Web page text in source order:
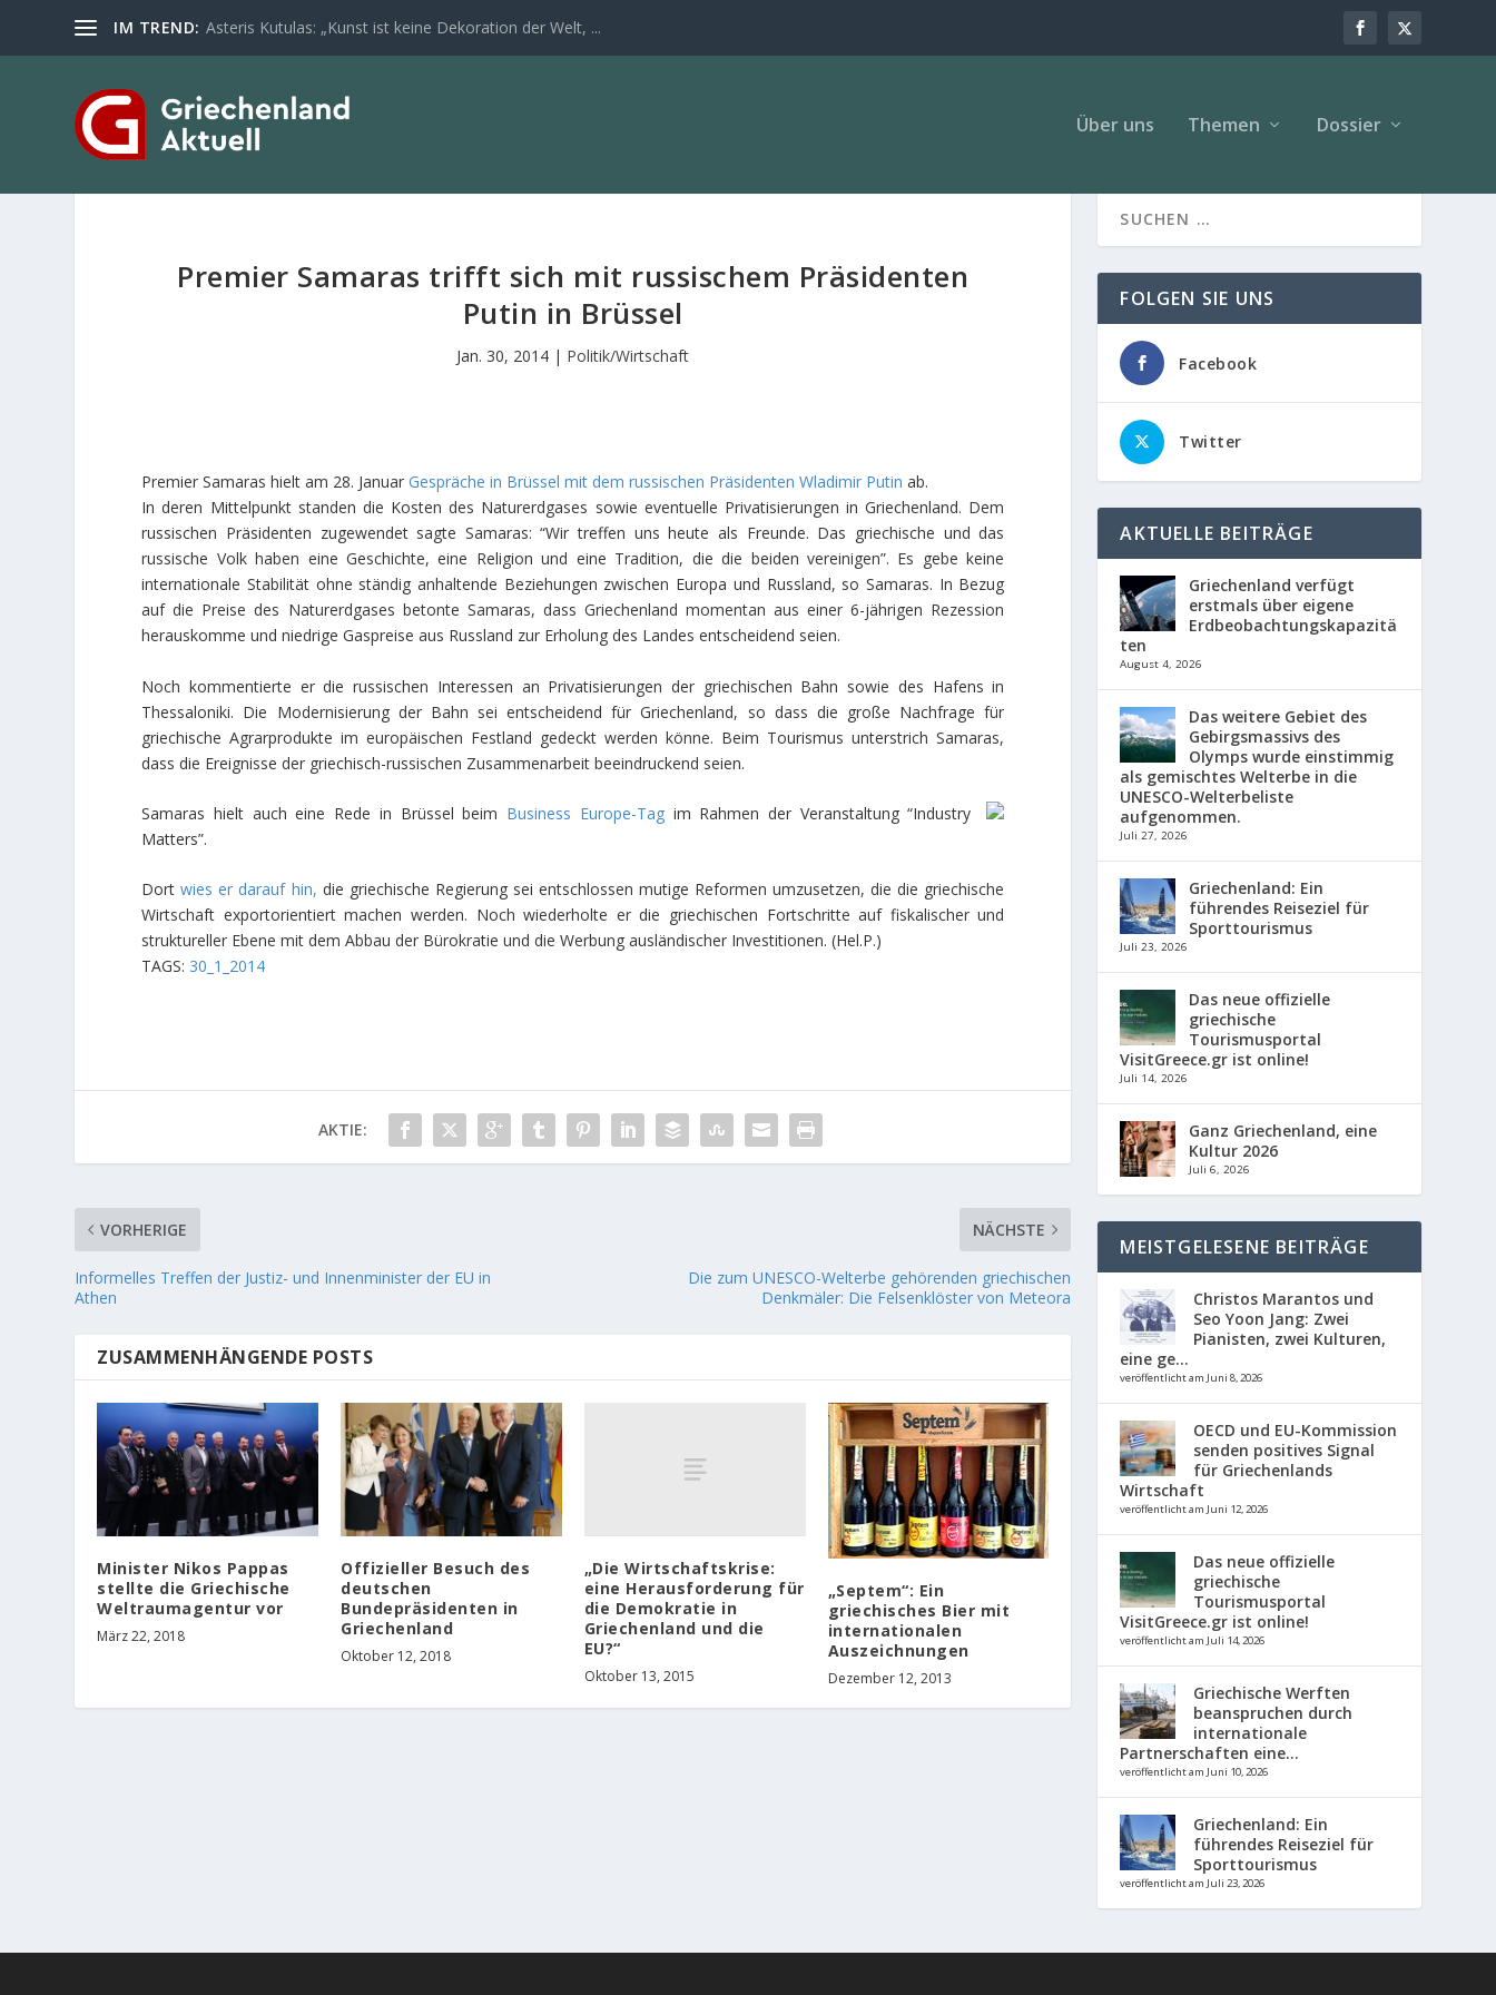
IM TREND: Asteris Kutulas: „Kunst ist keine Dekoration der Welt, ...
Über uns Themen Dossier
Premier Samaras trifft sich mit russischem Präsidenten
Putin in Brüssel
Jan. 30, 2014 | Politik/Wirtschaft
Premier Samaras hielt am 28. JanuarGespräche in Brüssel mit dem russischen Präsidenten Wladimir Putinab.
In deren Mittelpunkt standen die Kosten des Naturerdgases sowie eventuelle Privatisierungen in Griechenland. Dem
russischen Präsidenten zugewendet sagte Samaras: “Wir treffen uns heute als Freunde. Das griechische und das
russische Volk haben eine Geschichte, eine Religion und eine Tradition, die die beiden vereinigen”. Es gebe keine
internationale Stabilität ohne ständig anhaltende Beziehungen zwischen Europa und Russland, so Samaras. In Bezug
auf die Preise des Naturerdgases betonte Samaras, dass Griechenland momentan aus einer 6-jährigen Rezession
herauskomme und niedrige Gaspreise aus Russland zur Erholung des Landes entscheidend seien.
Noch kommentierte er die russischen Interessen an Privatisierungen der griechischen Bahn sowie des Hafens in
Thessaloniki. Die Modernisierung der Bahn sei entscheidend für Griechenland, so dass die große Nachfrage für
griechische Agrarprodukte im europäischen Festland gedeckt werden könne. Beim Tourismus unterstrich Samaras,
dass die Ereignisse der griechisch-russischen Zusammenarbeit beeindruckend seien.
Samaras hielt auch eine Rede in Brüssel beim Business Europe-Tag im Rahmen der Veranstaltung “Industry
Matters”.
Dortwies er darauf hin, die griechische Regierung sei entschlossen mutige Reformen umzusetzen, die die griechische
Wirtschaft exportorientiert machen werden. Noch wiederholte er die griechischen Fortschritte auf fiskalischer und
struktureller Ebene mit dem Abbau der Bürokratie und die Werbung ausländischer Investitionen. (Hel.P.)
TAGS: 30_1_2014
AKTIE:
VORHERIGE
Informelles Treffen der Justiz- und Innenminister der EU in
Athen
NÄCHSTE
Die zum UNESCO-Welterbe gehörenden griechischen
Denkmäler: Die Felsenklöster von Meteora
ZUSAMMENHÄNGENDE POSTS
Minister Nikos Pappas
stellte die Griechische
Weltraumagentur vor
März 22, 2018
Offizieller Besuch des
deutschen
Bundepräsidenten in
Griechenland
Oktober 12, 2018
„Die Wirtschaftskrise:
eine Herausforderung für
die Demokratie in
Griechenland und die
EU?“
Oktober 13, 2015
„Septem“: Ein
griechisches Bier mit
internationalen
Auszeichnungen
Dezember 12, 2013
FOLGEN SIE UNS
Facebook
Twitter
AKTUELLE BEITRÄGE
Griechenland verfügt
erstmals über eigene
Erdbeobachtungskapazitä
ten
August 4, 2026
Das weitere Gebiet des
Gebirgsmassivs des
Olymps wurde einstimmig
als gemischtes Welterbe in die
UNESCO-Welterbeliste
aufgenommen.
Juli 27, 2026
Griechenland: Ein
führendes Reiseziel für
Sporttourismus
Juli 23, 2026
Das neue offizielle
griechische
Tourismusportal
VisitGreece.gr ist online!
Juli 14, 2026
Ganz Griechenland, eine
Kultur 2026
Juli 6, 2026
MEISTGELESENE BEITRÄGE
Christos Marantos und
Seo Yoon Jang: Zwei
Pianisten, zwei Kulturen,
eine ge...
veröffentlicht am Juni 8, 2026
OECD und EU-Kommission
senden positives Signal
für Griechenlands
Wirtschaft
veröffentlicht am Juni 12, 2026
Das neue offizielle
griechische
Tourismusportal
VisitGreece.gr ist online!
veröffentlicht am Juli 14, 2026
Griechische Werften
beanspruchen durch
internationale
Partnerschaften eine...
veröffentlicht am Juni 10, 2026
Griechenland: Ein
führendes Reiseziel für
Sporttourismus
veröffentlicht am Juli 23, 2026